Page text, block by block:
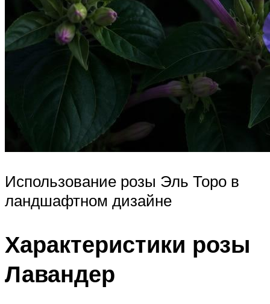
Использование розы Эль Торо в
ландшафтном дизайне
Характеристики розы
Лавандер